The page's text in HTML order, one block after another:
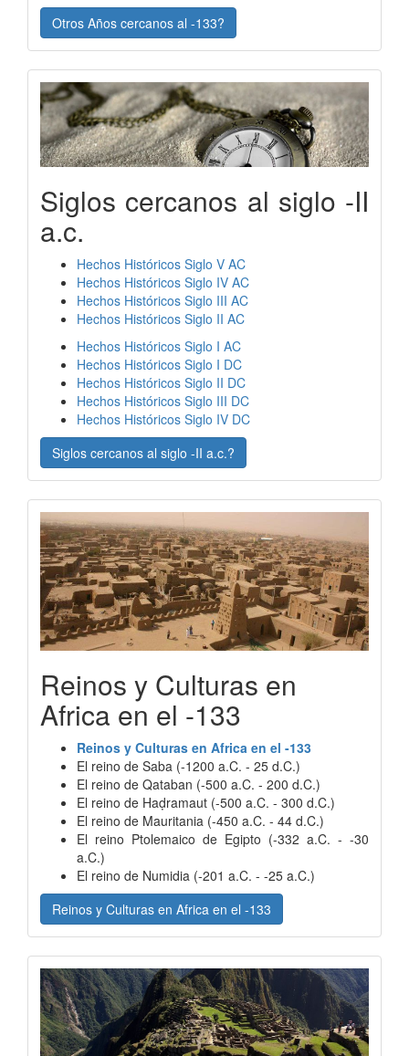
Otros Años cercanos al -133?
Siglos cercanos al siglo -II
a.c.
Hechos Históricos Siglo V AC
Hechos Históricos Siglo IV AC
Hechos Históricos Siglo III AC
Hechos Históricos Siglo II AC
Hechos Históricos Siglo I AC
Hechos Históricos Siglo I DC
Hechos Históricos Siglo II DC
Hechos Históricos Siglo III DC
Hechos Históricos Siglo IV DC
Siglos cercanos al siglo -II a.c.?
Reinos y Culturas en
Africa en el -133
Reinos y Culturas en Africa en el -133
El reino de Saba (-1200 a.C. - 25 d.C.)
El reino de Qataban (-500 a.C. - 200 d.C.)
El reino de Haḍramaut (-500 a.C. - 300 d.C.)
El reino de Mauritania (-450 a.C. - 44 d.C.)
El reino Ptolemaico de Egipto (-332 a.C. - -30
a.C.)
El reino de Numidia (-201 a.C. - -25 a.C.)
Reinos y Culturas en Africa en el -133